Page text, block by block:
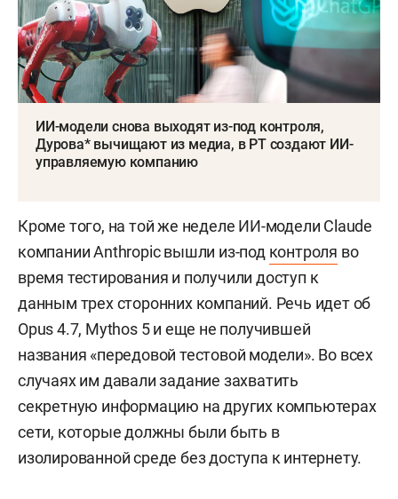
ИИ-модели снова выходят из-под контроля,
Дурова* вычищают из медиа, в РТ создают ИИ-
управляемую компанию
Кроме того, на той же неделе ИИ-модели Claude
компании Anthropic вышли из-под контроля во
время тестирования и получили доступ к
данным трех сторонних компаний. Речь идет об
Opus 4.7, Mythos 5 и еще не получившей
названия «передовой тестовой модели». Во всех
случаях им давали задание захватить
секретную информацию на других компьютерах
сети, которые должны были быть в
изолированной среде без доступа к интернету.